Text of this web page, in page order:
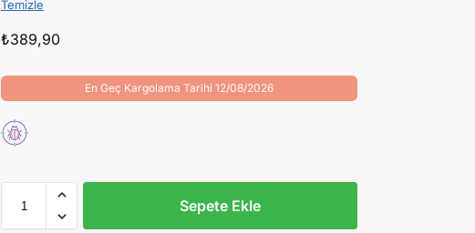
Temizle
₺389,90
En Geç Kargolama Tarihi 12/08/2026
Sepete Ekle